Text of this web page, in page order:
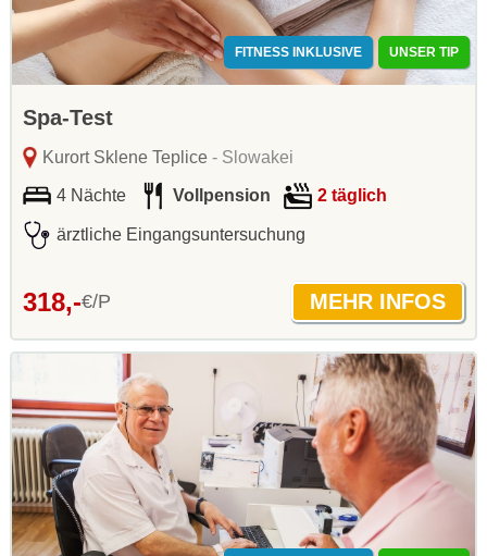
FITNESS INKLUSIVE UNSER TIP
Spa-Test
Kurort Sklene Teplice- Slowakei
4 Nächte Vollpension 2 täglich
ärztliche Eingangsuntersuchung
318,-€/P